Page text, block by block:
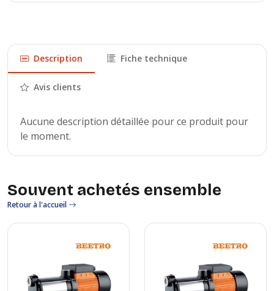
Description Fiche technique
Avis clients
Aucune description détaillée pour ce produit pour
le moment.
Souvent achetés ensemble
Retour à l'accueil